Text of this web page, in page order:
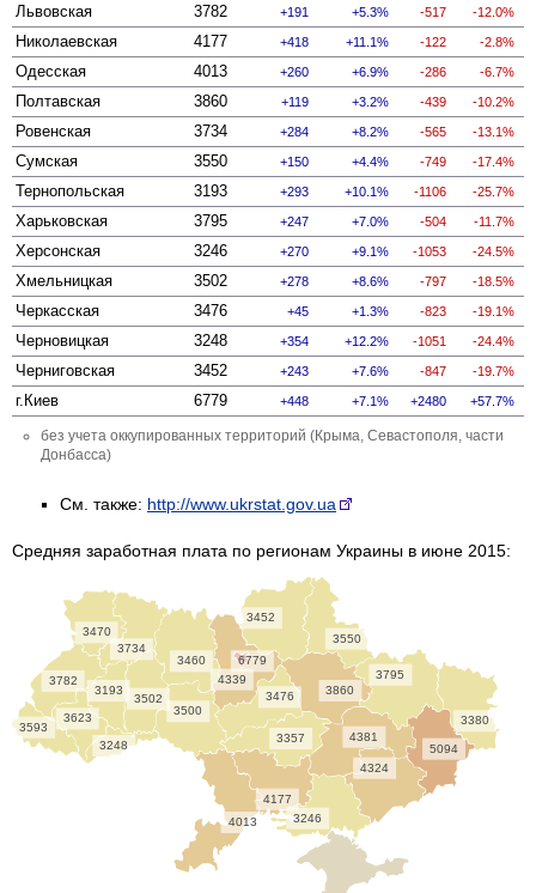
Львовская 3782 191 5.3% -517 -12.0%
Николаевская 4177 418 11.1% -122 -2.8%
Одесская 4013 260 6.9% -286 -6.7%
Полтавская 3860 119 3.2% -439 -10.2%
Ровенская 3734 284 8.2% -565 -13.1%
Сумская 3550 150 4.4% -749 -17.4%
Тернопольская 3193 293 10.1% -1106 -25.7%
Харьковская 3795 247 7.0% -504 -11.7%
Херсонская 3246 270 9.1% -1053 -24.5%
Хмельницкая 3502 278 8.6% -797 -18.5%
Черкасская 3476 45 1.3% -823 -19.1%
Черновицкая 3248 354 12.2% -1051 -24.4%
Черниговская 3452 243 7.6% -847 -19.7%
г.Киев 6779 448 7.1% 2480 57.7%
без учета оккупированных территорий (Крыма, Севастополя, части
Донбасса)
См. также: http://www.ukrstat.gov.ua
Средняя заработная плата по регионам Украины в июне 2015:
3500
3470
4381
5094
3460
3593
4324
3623
4339
3357
3380
3782
4177
4013
3860
3734
3550
3193
3795
3246
3502 3476
3248
3452
6779